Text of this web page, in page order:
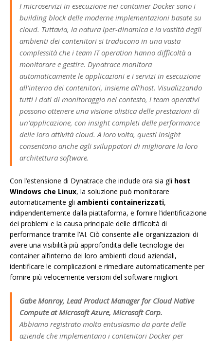
I microservizi in esecuzione nei container Docker sono i
building block delle moderne implementazioni basate su
cloud. Tuttavia, la natura iper-dinamica e la vastità degli
ambienti dei contenitori si traducono in una vasta
complessità che i team IT operation hanno difficoltà a
monitorare e gestire. Dynatrace monitora
automaticamente le applicazioni e i servizi in esecuzione
all’interno dei contenitori, insieme all’host. Visualizzando
tutti i dati di monitoraggio nel contesto, i team operativi
possono ottenere una visione olistica delle prestazioni di
un’applicazione, con insight completi delle performance
delle loro attività cloud. A loro volta, questi insight
consentono anche agli sviluppatori di migliorare la loro
architettura software.
Con l’estensione di Dynatrace che include ora sia gli host
Windows che Linux, la soluzione può monitorare
automaticamente gli ambienti containerizzati,
indipendentemente dalla piattaforma, e fornire l’identificazione
dei problemi e la causa principale delle difficoltà di
performance tramite l’AI. Ciò consente alle organizzazioni di
avere una visibilità più approfondita delle tecnologie dei
container all’interno dei loro ambienti cloud aziendali,
identificare le complicazioni e rimediare automaticamente per
fornire più velocemente versioni del software migliori.
Gabe Monroy, Lead Product Manager for Cloud Native
Compute at Microsoft Azure, Microsoft Corp.
Abbiamo registrato molto entusiasmo da parte delle
aziende che implementano i contenitori Docker per